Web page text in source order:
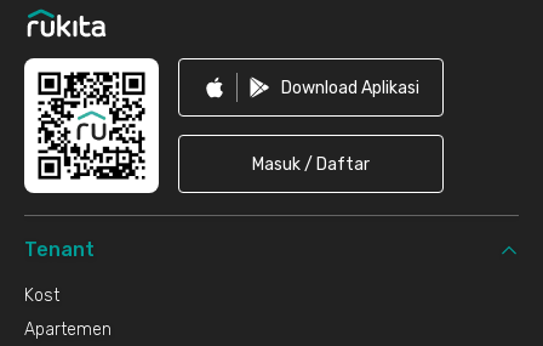
Download Aplikasi
Masuk / Daftar
Tenant
Kost
Apartemen